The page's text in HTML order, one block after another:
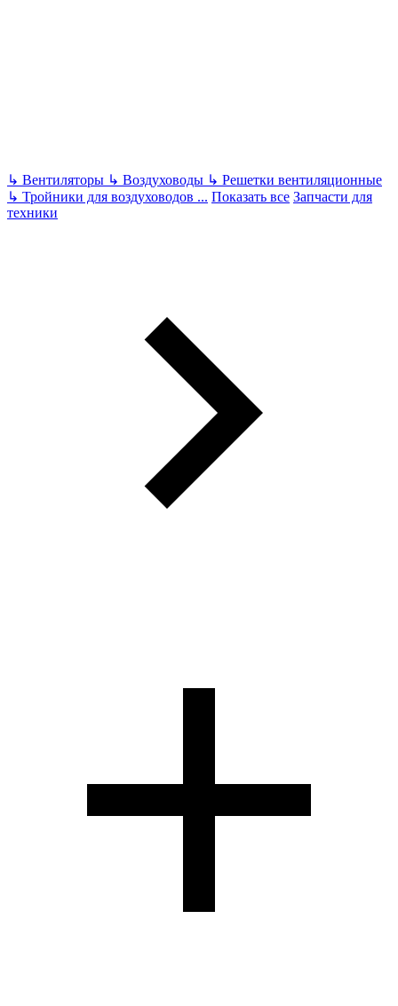
↳ Вентиляторы ↳ Воздуховоды ↳ Решетки вентиляционные
↳ Тройники для воздуховодов ... Показать все Запчасти для
техники